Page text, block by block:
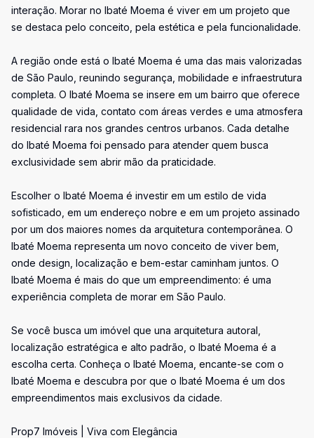
interação. Morar no Ibaté Moema é viver em um projeto que
se destaca pelo conceito, pela estética e pela funcionalidade.
A região onde está o Ibaté Moema é uma das mais valorizadas
de São Paulo, reunindo segurança, mobilidade e infraestrutura
completa. O Ibaté Moema se insere em um bairro que oferece
qualidade de vida, contato com áreas verdes e uma atmosfera
residencial rara nos grandes centros urbanos. Cada detalhe
do Ibaté Moema foi pensado para atender quem busca
exclusividade sem abrir mão da praticidade.
Escolher o Ibaté Moema é investir em um estilo de vida
sofisticado, em um endereço nobre e em um projeto assinado
por um dos maiores nomes da arquitetura contemporânea. O
Ibaté Moema representa um novo conceito de viver bem,
onde design, localização e bem-estar caminham juntos. O
Ibaté Moema é mais do que um empreendimento: é uma
experiência completa de morar em São Paulo.
Se você busca um imóvel que una arquitetura autoral,
localização estratégica e alto padrão, o Ibaté Moema é a
escolha certa. Conheça o Ibaté Moema, encante-se com o
Ibaté Moema e descubra por que o Ibaté Moema é um dos
empreendimentos mais exclusivos da cidade.
Prop7 Imóveis | Viva com Elegância